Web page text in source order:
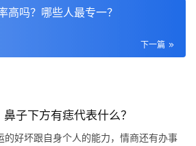
高吗？哪些人最专一？
下一篇
子下方有痣代表什么？
的好坏跟自身个人的能力，情商还有办事